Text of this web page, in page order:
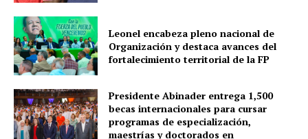
Leonel encabeza pleno nacional de
Organización y destaca avances del
fortalecimiento territorial de la FP
Presidente Abinader entrega 1,500
becas internacionales para cursar
programas de especialización,
maestrías y doctorados en